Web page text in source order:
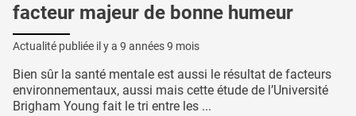
facteur majeur de bonne humeur
Actualité publiée il y a 9 années 9 mois
Bien sûr la santé mentale est aussi le résultat de facteurs
environnementaux, aussi mais cette étude de l’Université
Brigham Young fait le tri entre les ...